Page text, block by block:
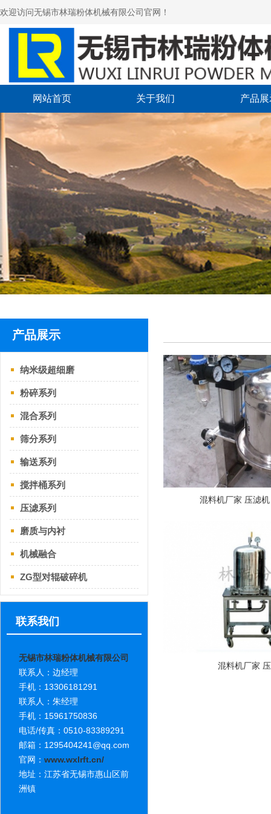
欢迎访问无锡市林瑞粉体机械有限公司官网！
网站首页 关于我们 产品展
混料机厂家 压滤
混料机厂家
产品展示
纳米级超细磨
粉碎系列
混合系列
筛分系列
输送系列
搅拌桶系列
压滤系列
磨质与内衬
机械融合
ZG型对辊破碎机
联系我们
无锡市林瑞粉体机械有限公司
联系人：边经理
手机：13306181291
联系人：朱经理
手机：15961750836
电话/传真：0510-83389291
邮箱：1295404241@qq.com
官网： www.wxlrft.cn/
地址：江苏省无锡市惠山区前
洲镇